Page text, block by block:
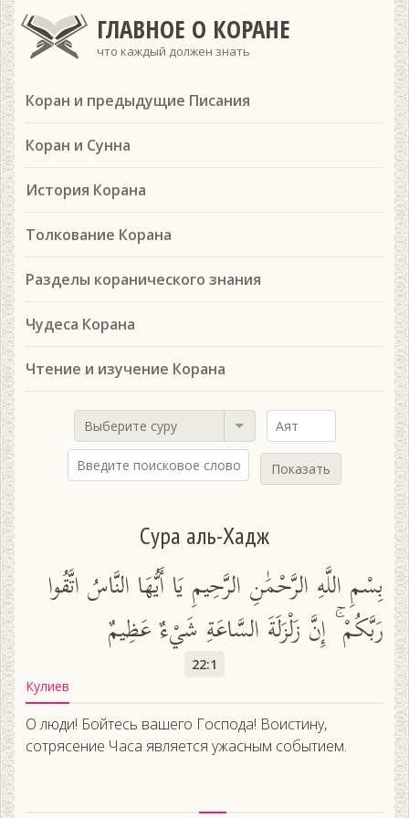
ГЛАВНОЕ О КОРАНЕ
что каждый должен знать
Коран и предыдущие Писания
Коран и Сунна
История Корана
Толкование Корана
Разделы коранического знания
Чудеса Корана
Чтение и изучение Корана
Выберите суру
Показать
Сура аль-Хадж
بِسْمِ اللَّهِ الرَّحْمَٰنِ الرَّحِيمِ يَا أَيُّهَا النَّاسُ اتَّقُوا
رَبَّكُمْ ۚ إِنَّ زَلْزَلَةَ السَّاعَةِ شَيْءٌ عَظِيمٌ
22:1
Кулиев
О люди! Бойтесь вашего Господа! Воистину,
сотрясение Часа является ужасным событием.